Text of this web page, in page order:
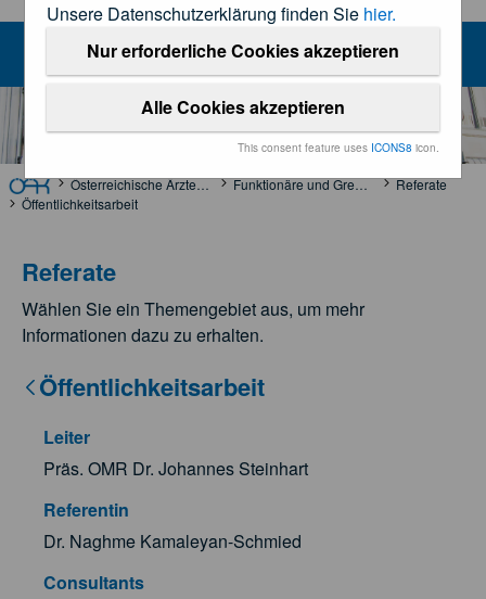
Unsere Datenschutzerklärung finden Sie hier.
Nur erforderliche Cookies akzeptieren
Alle Cookies akzeptieren
This consent feature uses ICONS8 icon.
Referate
MENU
Österreichische Ärztekammer Funktionäre und Gremien
Referate
Öffentlichkeitsarbeit
Referate
Wählen Sie ein Themengebiet aus, um mehr
Informationen dazu zu erhalten.
Öffentlichkeitsarbeit
Leiter
Präs. OMR Dr. Johannes Steinhart
Referentin
Dr. Naghme Kamaleyan-Schmied
Consultants